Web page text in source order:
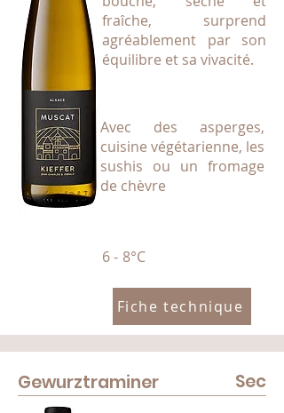
fraîche, surprend
agréablement par son
équilibre et sa vivacité.
Avec des asperges,
cuisine végétarienne, les
sushis ou un fromage
de chèvre
6 - 8°C
Fiche technique
Gewurztraminer Sec